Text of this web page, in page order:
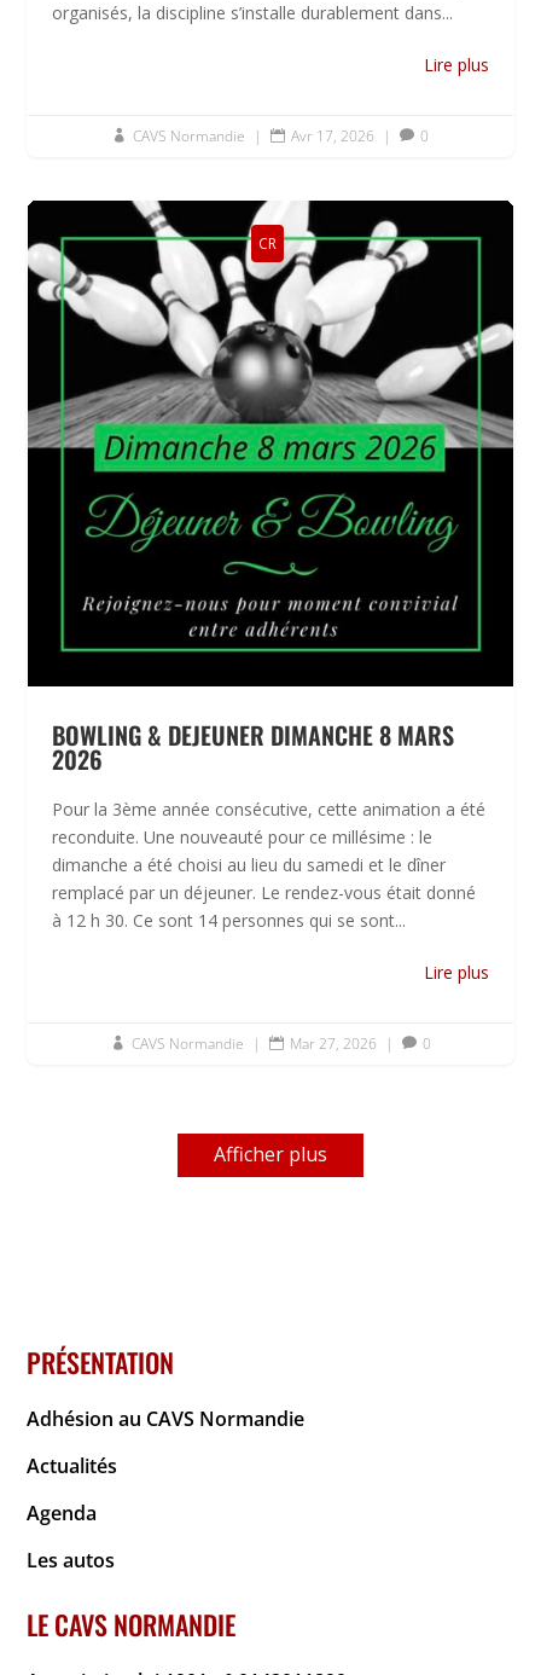
organisés, la discipline s’installe durablement dans...
Lire plus
 CAVS Normandie |  Avr 17, 2026 |  0
CR
BOWLING & DEJEUNER DIMANCHE 8 MARS
2026
Pour la 3ème année consécutive, cette animation a été
reconduite. Une nouveauté pour ce millésime : le
dimanche a été choisi au lieu du samedi et le dîner
remplacé par un déjeuner. Le rendez-vous était donné
à 12 h 30. Ce sont 14 personnes qui se sont...
Lire plus
 CAVS Normandie |  Mar 27, 2026 |  0
Afficher plus
PRÉSENTATION
Adhésion au CAVS Normandie
Actualités
Agenda
Les autos
LE CAVS NORMANDIE